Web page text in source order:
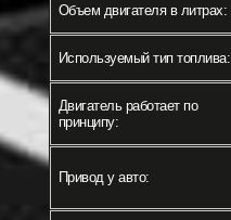
Объем двигателя в литрах:
Используемый тип топлива:
Двигатель работает по
принципу:
Привод у авто: